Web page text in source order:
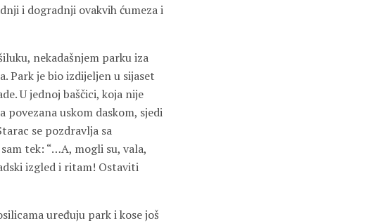
i dogradnji ovakvih ćumeza i
nekadašnjem parku iza
Park je bio izdijeljen u sijaset
U jednoj baščici, koja nije
uskom daskom, sjedi
se pozdravlja sa
tek: “…A, mogli su, vala,
izgled i ritam! Ostaviti
uređuju park i kose još